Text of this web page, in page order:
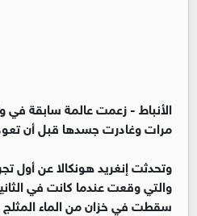
الأنباط -زعمت عالمة سابقة في
مرات وغادرت جسدها قبل أن
وتحدثت إنغريد هونكالا عن أول
والتي وقعت عندما كانت في
سقطت في خزان من الماء المثلج